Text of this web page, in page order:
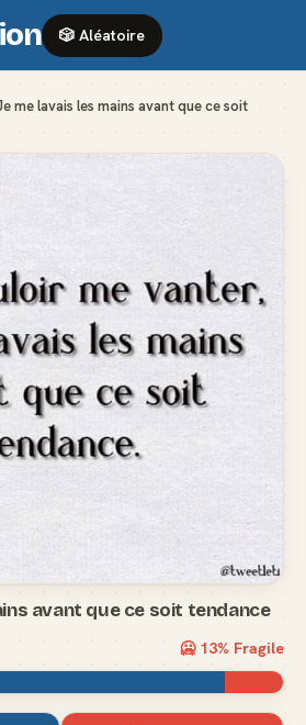
🎲 Aléatoire
me lavais les mains avant que ce soit
avant que ce soit tendance
🥶 13% Fragile